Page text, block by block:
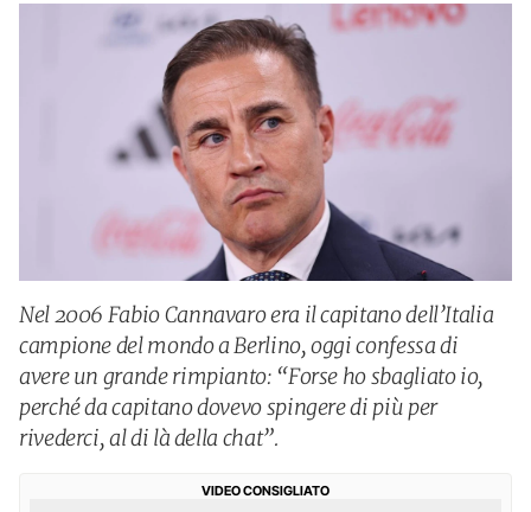
Nel 2006 Fabio Cannavaro era il capitano dell’Italia
campione del mondo a Berlino, oggi confessa di
avere un grande rimpianto: “Forse ho sbagliato io,
perché da capitano dovevo spingere di più per
rivederci, al di là della chat”.
VIDEO CONSIGLIATO